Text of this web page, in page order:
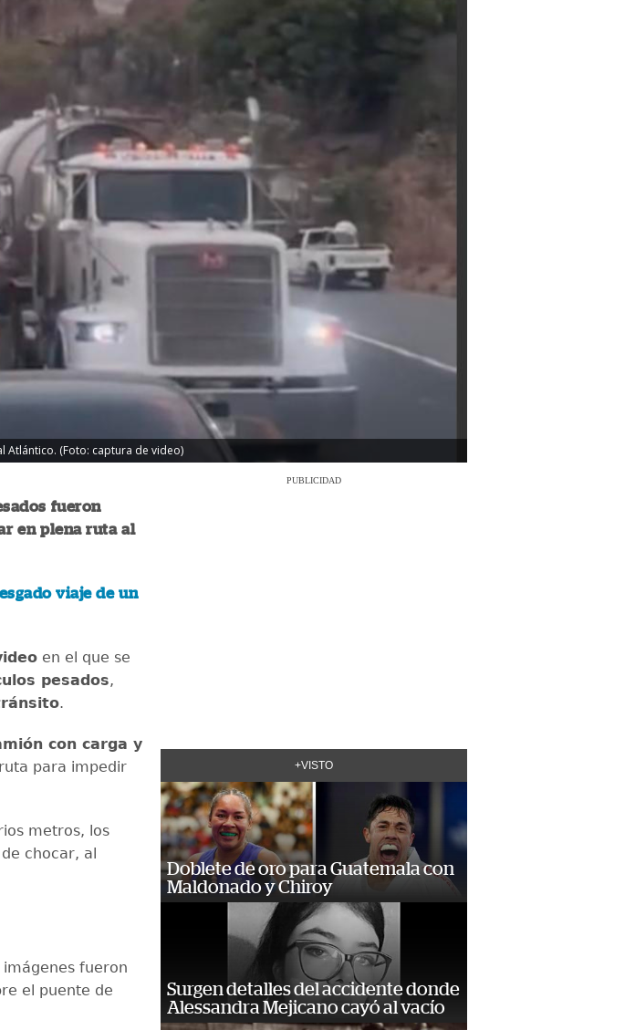
Atlántico. (Foto: captura de video)
fueron
en plena ruta al
viaje de un
en el que se
pesados,
.
con carga y
para impedir
metros, los
chocar, al
fueron
el puente de
PUBLICIDAD
+VISTO
Doblete de oro para Guatemala con
Maldonado y Chiroy
Surgen detalles del accidente donde
Alessandra Mejicano cayó al vacío